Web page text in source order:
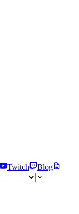
Twitch
Blog